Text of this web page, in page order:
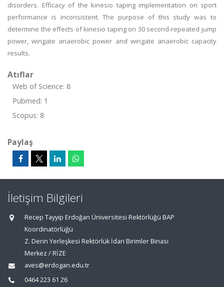
disorders. Efficacy of the kinesio taping implementation on sport
performance is inconsistent. The purpose of this study was to
determine the effects of kinesio taping on 30 second-repeated jump
power, wingate anaerobic power and wingate anaerobic capacity
results.
Atıflar
Web of Science: 8
Pubmed: 1
Scopus: 8
Paylaş
İletişim Bilgileri
Recep Tayyip Erdoğan Üniversitesi Rektörlüğü BAP
Koordinatörlüğü
Z. Derin Yerleşkesi Rektörlük İdari Birimler Binası
Merkez / RİZE
aves@erdogan.edu.tr
0464 223 61 26